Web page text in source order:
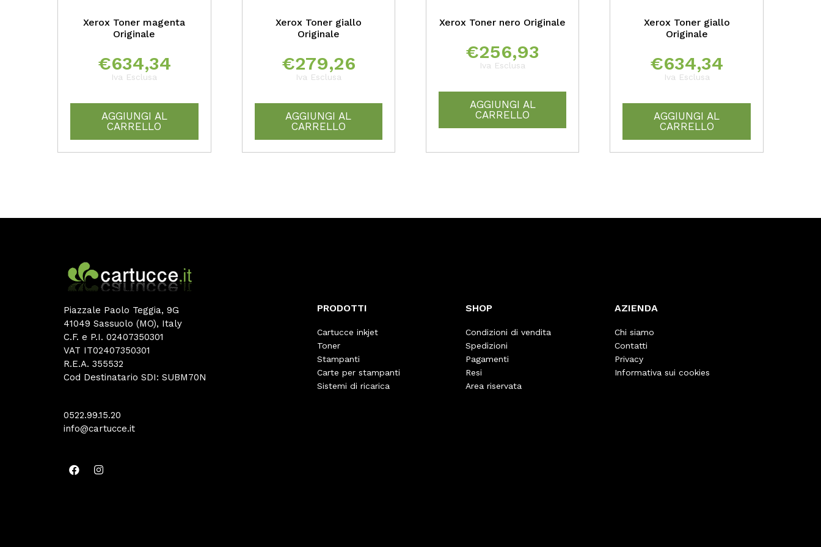
Xerox Toner magenta
Originale
€634,34
Iva Esclusa
AGGIUNGI AL
CARRELLO
Xerox Toner giallo
Originale
€279,26
Iva Esclusa
AGGIUNGI AL
CARRELLO
Xerox Toner nero Originale
€256,93
Iva Esclusa
AGGIUNGI AL
CARRELLO
Xerox Toner giallo
Originale
€634,34
Iva Esclusa
AGGIUNGI AL
CARRELLO
Piazzale Paolo Teggia, 9G
41049 Sassuolo (MO), Italy
C.F. e P.I. 02407350301
VAT IT02407350301
R.E.A. 355532
Cod Destinatario SDI: SUBM70N
0522.99.15.20
info@cartucce.it
PRODOTTI
Cartucce inkjet
Toner
Stampanti
Carte per stampanti
Sistemi di ricarica
SHOP
Condizioni di vendita
Spedizioni
Pagamenti
Resi
Area riservata
AZIENDA
Chi siamo
Contatti
Privacy
Informativa sui cookies